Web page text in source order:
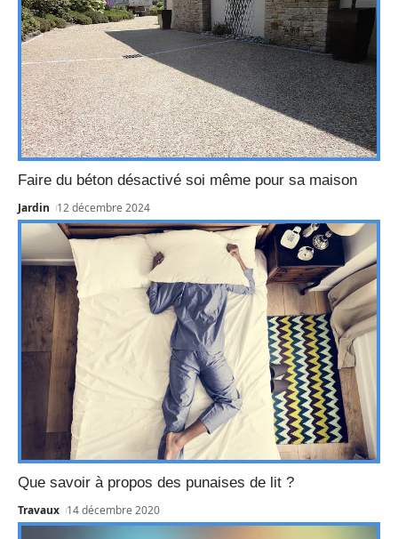
Faire du béton désactivé soi même pour sa maison
Jardin 12 décembre 2024
Que savoir à propos des punaises de lit ?
Travaux 14 décembre 2020